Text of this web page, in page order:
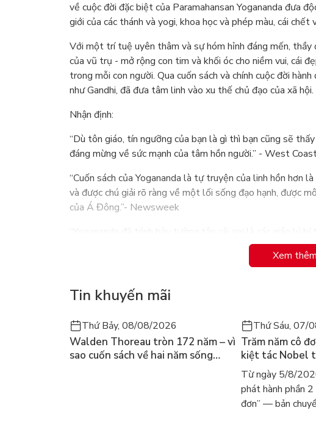
về cuộc đời đặc biệt của Paramahansan Yogananda đưa
giới của các thánh và yogi, khoa học và phép màu, cái chết
Với một trí tuệ uyên thâm và sự hóm hỉnh đáng mến,
của vũ trụ - mở rộng con tim và khối óc cho niềm vui, cái
trong mỗi con người. Qua cuốn sách và chính cuộc đời
như Gandhi, đã đưa tâm linh vào xu thế chủ đạo của xã hội.
Nhận định:
“Dù tôn giáo, tín ngưỡng của bạn là gì thì bạn cũng sẽ
đáng mừng về sức mạnh của tâm hồn người.” - West
“Cuốn sách của Yogananda là tự truyện của linh hồn hơn
và được chú giải rõ ràng về một lối sống đạo hạnh, được
của Á Đông.”- Newsweek
khiếu hài hước xuất sắc. Cuốn sách của ngài thật đáng
Xem thêm
Tin khuyến mãi
Thứ Bảy, 08/08/2026
Walden Thoreau tròn 172 năm – vì
sao cuốn sách về hai năm sống
Thứ Sáu, 07/
Trăm năm cô
kiệt tác Nobel
dòng người tìm
Márquez
Từ ngày 5/8/
phát hành phần
đơn” — bản